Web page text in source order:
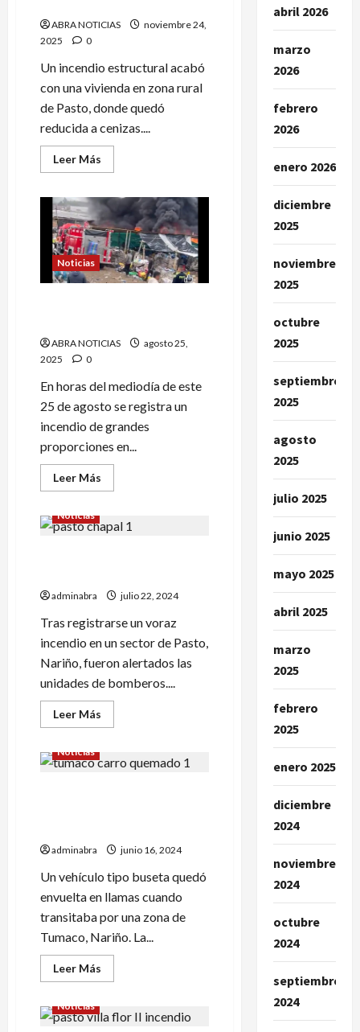
ABRA NOTICIAS
noviembre 24,
2025
0
Un incendio estructural acabó
con una vivienda en zona rural
de Pasto, donde quedó
reducida a cenizas....
Leer Más
más
Familia
busca
ayuda
tras
voraz
incendio
en
Pasto
Noticias
ABRA NOTICIAS
agosto 25,
2025
0
En horas del mediodía de este
25 de agosto se registra un
incendio de grandes
proporciones en...
Leer Más
más
Incendio
acaba
en
Pasto
Noticias
adminabra julio 22, 2024
Tras registrarse un voraz
incendio en un sector de Pasto,
Nariño, fueron alertados las
unidades de bomberos....
Leer Más
más
Esto
dejó
Pasto
Noticias
adminabra junio 16, 2024
Un vehículo tipo buseta quedó
envuelta en llamas cuando
transitaba por una zona de
Tumaco, Nariño. La...
Leer Más
más
En
vía
Noticias
abril 2026
marzo
2026
febrero
2026
enero 2026
diciembre
2025
noviembre
2025
octubre
2025
septiembre
2025
agosto
2025
julio 2025
junio 2025
mayo 2025
abril 2025
marzo
2025
febrero
2025
enero 2025
diciembre
2024
noviembre
2024
octubre
2024
septiembre
2024